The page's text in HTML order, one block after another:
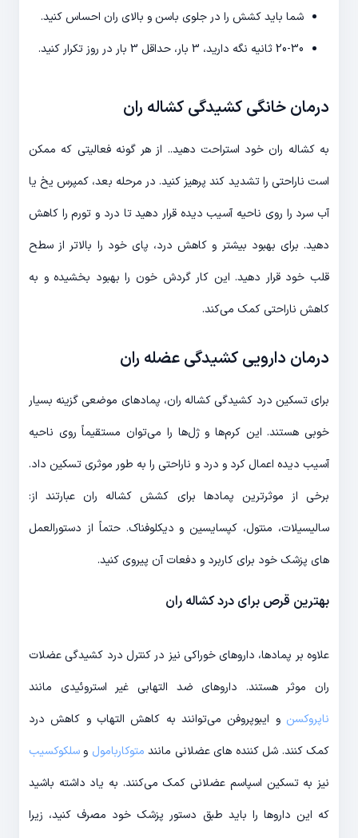
شما باید کشش را در جلوی باسن و بالای ران احساس کنید.
20-30 ثانیه نگه دارید، 3 بار، حداقل 3 بار در روز تکرار کنید.
درمان خانگی کشیدگی کشاله ران
به کشاله ران خود استراحت دهید.. از هر گونه فعالیتی که ممکن
است ناراحتی را تشدید کند پرهیز کنید. در مرحله بعد، کمپرس یخ یا
آب سرد را روی ناحیه آسیب دیده قرار دهید تا درد و تورم را کاهش
دهید. برای بهبود بیشتر و کاهش درد، پای خود را بالاتر از سطح
قلب خود قرار دهید. این کار گردش خون را بهبود بخشیده و به
کاهش ناراحتی کمک می‌کند.
درمان دارویی کشیدگی عضله ران
برای تسکین درد کشیدگی کشاله ران، پمادهای موضعی گزینه بسیار
خوبی هستند. این کرم‌ها و ژل‌ها را می‌توان مستقیماً روی ناحیه
آسیب دیده اعمال کرد و درد و ناراحتی را به طور موثری تسکین داد.
برخی از موثرترین پمادها برای کشش کشاله ران عبارتند از:
سالیسیلات، منتول، کپسایسین و دیکلوفناک. حتماً از دستورالعمل
های پزشک خود برای کاربرد و دفعات آن پیروی کنید.
بهترین قرص برای درد کشاله ران
علاوه بر پمادها، داروهای خوراکی نیز در کنترل درد کشیدگی عضلات
ران موثر هستند. داروهای ضد التهابی غیر استروئیدی مانند
ناپروکسن و ایبوپروفن می‌توانند به کاهش التهاب و کاهش درد
کمک کنند. شل کننده های عضلانی مانند متوکاربامول و سلکوکسیب
نیز به تسکین اسپاسم عضلانی کمک می‌کنند. به یاد داشته باشید
که این داروها را باید طبق دستور پزشک خود مصرف کنید، زیرا